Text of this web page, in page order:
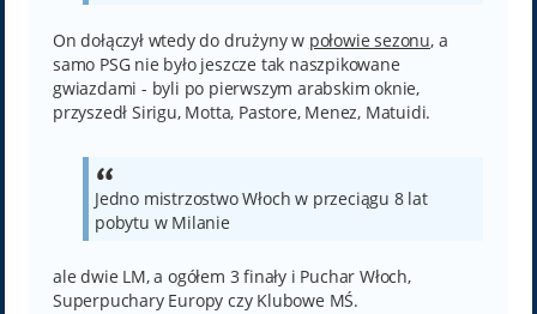
On dołączył wtedy do drużyny w połowie sezonu, a
samo PSG nie było jeszcze tak naszpikowane
gwiazdami - byli po pierwszym arabskim oknie,
przyszedł Sirigu, Motta, Pastore, Menez, Matuidi.
Jedno mistrzostwo Włoch w przeciągu 8 lat
pobytu w Milanie
ale dwie LM, a ogółem 3 finały i Puchar Włoch,
Superpuchary Europy czy Klubowe MŚ.